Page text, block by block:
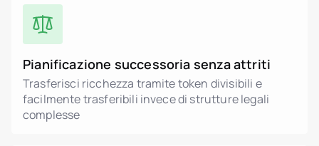
Pianificazione successoria senza attriti
Trasferisci ricchezza tramite token divisibili e
facilmente trasferibili invece di strutture legali
complesse